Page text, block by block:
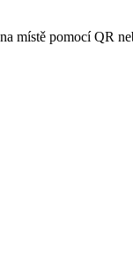
místě pomocí QR